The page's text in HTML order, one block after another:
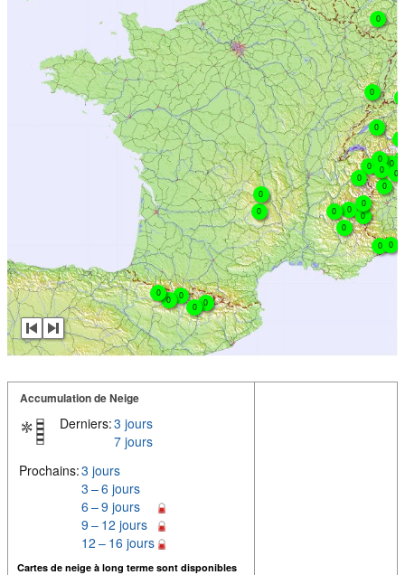
0
0
0
0
0
0
0
0
0
0
0
0
0
0
0
0
0
0
0
0
0
0
0
0
Accumulation de Neige
Derniers:3 jours
7 jours
Prochains:3 jours
3 – 6 jours
6 – 9 jours
9 – 12 jours
12 – 16 jours
Cartes de neige à long terme sont disponibles